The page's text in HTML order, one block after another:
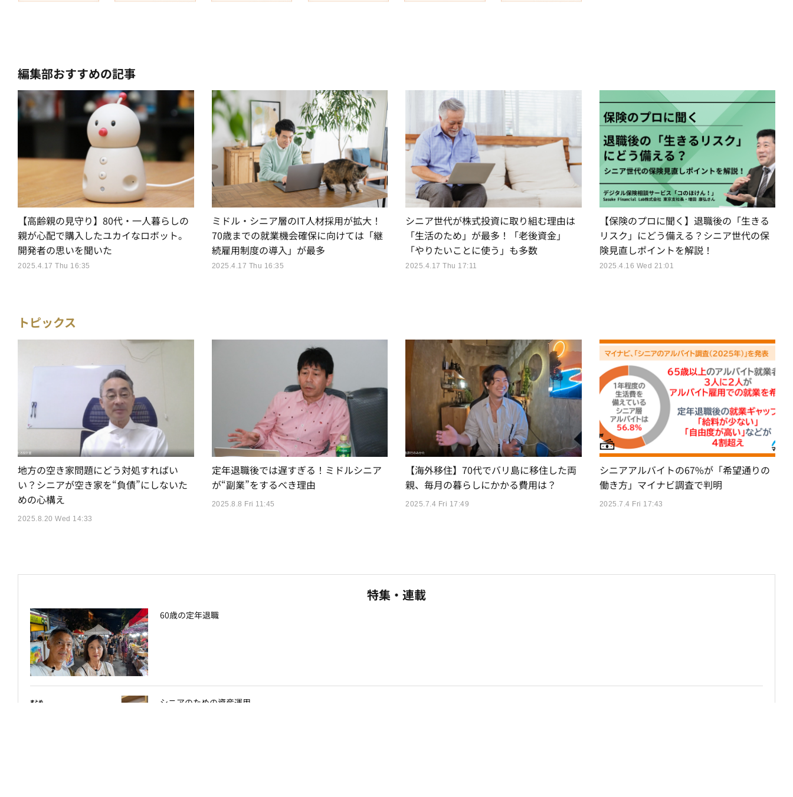
編集部おすすめの記事
【高齢親の見守り】80代・一人暮らしの
親が心配で購入したユカイなロボット。
開発者の思いを聞いた
2025.4.17 Thu 16:35
ミドル・シニア層のIT人材採用が拡大！
70歳までの就業機会確保に向けては「継
続雇用制度の導入」が最多
2025.4.17 Thu 16:35
シニア世代が株式投資に取り組む理由は
「生活のため」が最多！「老後資金」
「やりたいことに使う」も多数
2025.4.17 Thu 17:11
【保険のプロに聞く】退職後の「生きる
リスク」にどう備える？シニア世代の保
険見直しポイントを解説！
2025.4.16 Wed 21:01
トピックス
地方の空き家問題にどう対処すればい
い？シニアが空き家を“負債”にしないた
めの心構え
2025.8.20 Wed 14:33
定年退職後では遅すぎる！ミドルシニア
が“副業”をするべき理由
2025.8.8 Fri 11:45
【海外移住】70代でバリ島に移住した両
親、毎月の暮らしにかかる費用は？
2025.7.4 Fri 17:49
シニアアルバイトの67%が「希望通りの
働き方」マイナビ調査で判明
2025.7.4 Fri 17:43
特集・連載
60歳の定年退職
シニアのための資産運用